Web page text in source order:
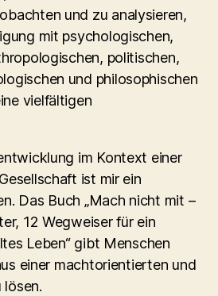
und zu analysieren,
mit psychologischen,
politischen,
und philosophischen
vielfältigen
im Kontext einer
ist mir ein
Das Buch „Mach nicht mit –
12 Wegweiser für ein
Leben“ gibt Menschen
einer machtorientierten und
lösen.